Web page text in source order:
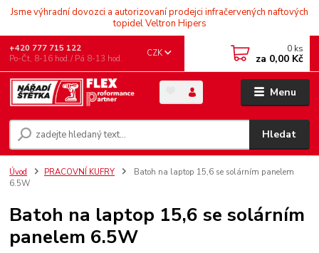
Jsme výhradní dovozci a autorizovaní prodejci infračervených naftových
topidel Veltron Hipers
Menu
CZK
Hledat
+420 777 715 122
Po-Čt, 8-16 hod./ Pá 8-13 hod.
0 ks
za 0,00 Kč
Úvod PRACOVNÍ KUFRY
Batoh na laptop 15,6 se solárním panelem
6.5W
Batoh na laptop 15,6 se solárním
panelem 6.5W